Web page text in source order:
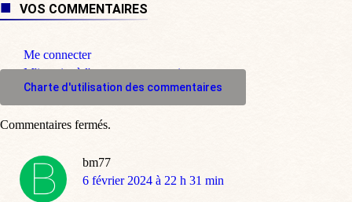
VOS COMMENTAIRES
Me connecter
M'inscrire à l'espace commentaire
Charte d'utilisation des commentaires
bm77
dit
6 février 2024 à 22 h 31 min
Commentaires fermés.